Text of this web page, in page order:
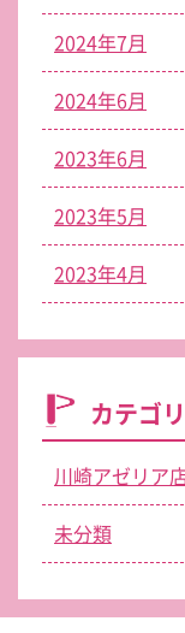
2024年7月
2024年6月
2023年6月
2023年5月
2023年4月
カテゴ
川崎アゼリア
未分類